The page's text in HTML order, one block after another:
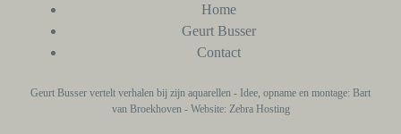
Home
Geurt Busser
Contact
Geurt Busser vertelt verhalen bij zijn aquarellen - Idee, opname en montage: Bart
van Broekhoven - Website: Zebra Hosting